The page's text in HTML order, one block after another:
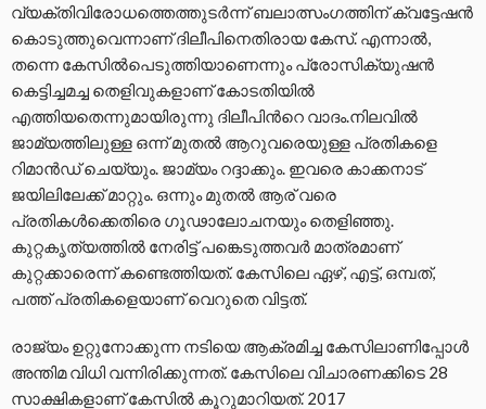
വ്യക്തിവിരോധത്തെത്തുടർന്ന് ബലാത്സംഗത്തിന് ക്വട്ടേഷൻ
കൊടുത്തുവെന്നാണ് ദിലീപിനെതിരായ കേസ്. എന്നാൽ,
തന്നെ കേസിൽപെടുത്തിയാണെന്നും പ്രോസിക്യുഷൻ
കെട്ടിച്ചമച്ച തെളിവുകളാണ് കോടതിയിൽ
എത്തിയതെന്നുമായിരുന്നു ദിലീപിന്‍റെ വാദം.നിലവിൽ
ജാമ്യത്തിലുള്ള ഒന്ന് മുതൽ ആറുവരെയുള്ള പ്രതികളെ
റിമാന്‍ഡ് ചെയ്യും. ജാമ്യം റദ്ദാക്കും. ഇവരെ കാക്കനാട്
ജയിലിലേക്ക് മാറ്റും. ഒന്നും മുതൽ ആര് വരെ
പ്രതികൾക്കെതിരെ ഗൂഢാലോചനയും തെളിഞ്ഞു.
കുറ്റകൃത്യത്തിൽ നേരിട്ട് പങ്കെടുത്തവര്‍ മാത്രമാണ്
കുറ്റക്കാരെന്ന് കണ്ടെത്തിയത്. കേസിലെ ഏഴ്, എട്ട്, ഒമ്പത്,
പത്ത് പ്രതികളെയാണ് വെറുതെ വിട്ടത്.
രാജ്യം ഉറ്റുനോക്കുന്ന നടിയെ ആക്രമിച്ച കേസിലാണിപ്പോള്‍
അന്തിമ വിധി വന്നിരിക്കുന്നത്. കേസിലെ വിചാരണക്കിടെ 28
സാക്ഷികളാണ് കേസില്‍ കൂറുമാറിയത്. 2017